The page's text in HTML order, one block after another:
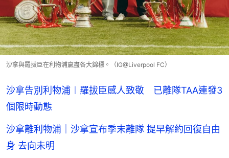
沙拿與羅拔臣在利物浦贏盡各大錦標。（IG@Liverpool FC）
沙拿告別利物浦︱羅拔臣感人致敬 已離隊TAA連發3
個限時動態
沙拿離利物浦｜沙拿宣布季末離隊 提早解約回復自由
身 去向未明